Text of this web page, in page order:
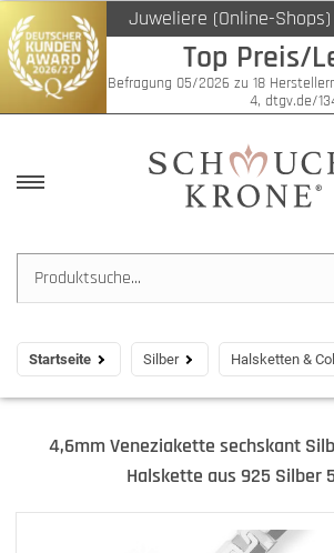
Juweliere (Online-Shops)
Top Preis/
Befragung 05/2026 zu 18
4, dtgv.de/
Startseite Silber Halsketten &
4,6mm Veneziakette sechskant
Halskette aus 925 Silber